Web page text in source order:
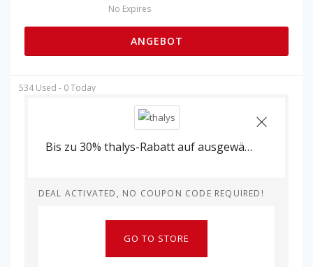
No Expires
ANGEBOT
534 Used - 0 Today
Bis zu 30% thalys-Rabatt auf ausgewählte Artikel.
DEAL ACTIVATED, NO COUPON CODE REQUIRED!
GO TO STORE